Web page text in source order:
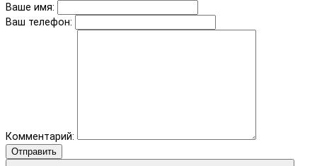
Ваше имя:
Ваш телефон:
Комментарий:
Отправить